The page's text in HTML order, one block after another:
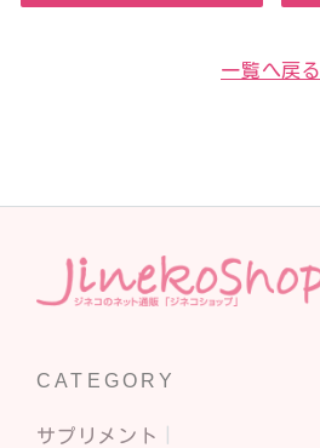
一覧へ戻る
CATEGORY
サプリメント